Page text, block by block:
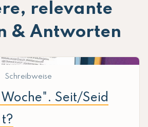
relevante
& Antworten
Schreibweise
Seit/Seid